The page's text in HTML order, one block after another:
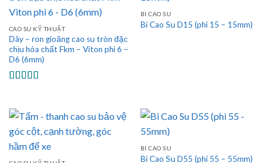
CAO SU KỸ THUẬT
Dây – ron gioăng cao su tròn đặc
chịu hóa chất Fkm – Viton phi 6 –
D6 (6mm)
sao
BI CAO SU
Bi Cao Su D15 (phi 15 – 15mm)
BI CAO SU
Bi Cao Su D55 (phi 55 – 55mm)